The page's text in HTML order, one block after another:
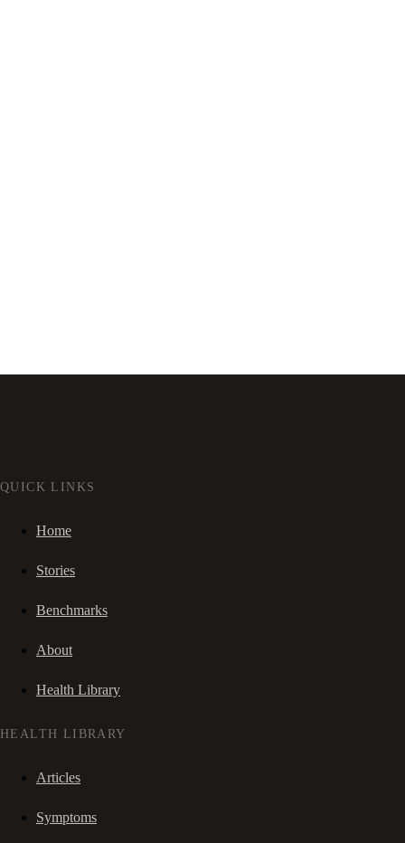
QUICK LINKS
Home
Stories
Benchmarks
About
Health Library
HEALTH LIBRARY
Articles
Symptoms